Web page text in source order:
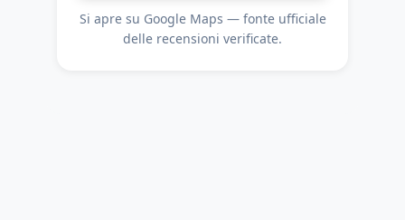
Si apre su Google Maps — fonte ufficiale
delle recensioni verificate.